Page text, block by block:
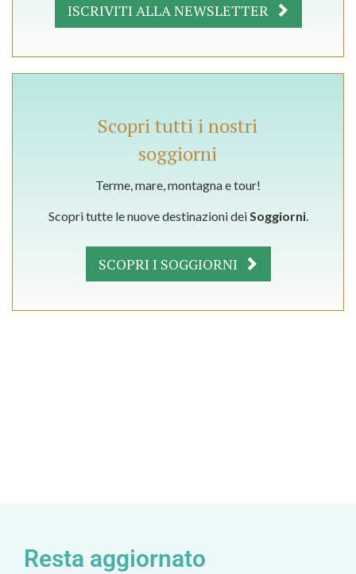
ISCRIVITI ALLA NEWSLETTER
Scopri tutti i nostri
soggiorni
Terme, mare, montagna e tour!
Scopri tutte le nuove destinazioni deiSoggiorni.
SCOPRI I SOGGIORNI
Resta aggiornato